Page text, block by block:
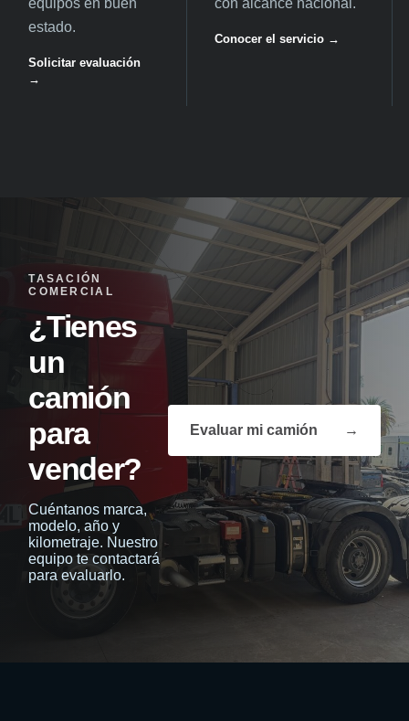
equipos en buen
estado.
Solicitar evaluación
→
con alcance nacional.
Conocer el servicio →
TASACIÓN
COMERCIAL
¿Tienes
un
camión
para
vender?
Cuéntanos marca,
modelo, año y
kilometraje. Nuestro
equipo te contactará
para evaluarlo.
Evaluar mi camión →